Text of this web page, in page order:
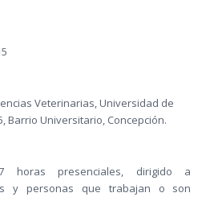
Veterinarias, Universidad de
Barrio Universitario, Concepción.
horas presenciales, dirigido a
y personas que trabajan o son